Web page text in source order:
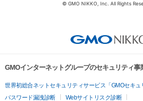
© GMO NIKKO, Inc. All Rights
GMOインターネットグループのセキュリティ事
世界初総合ネットセキュリティサービス「GMOセキュ
パスワード漏洩診断
Webサイトリスク診断